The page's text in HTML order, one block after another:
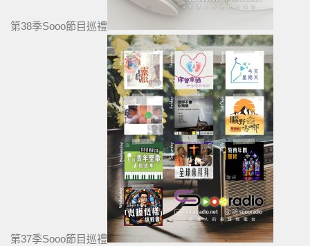
第38季Sooo節目巡禮
第37季Sooo節目巡禮